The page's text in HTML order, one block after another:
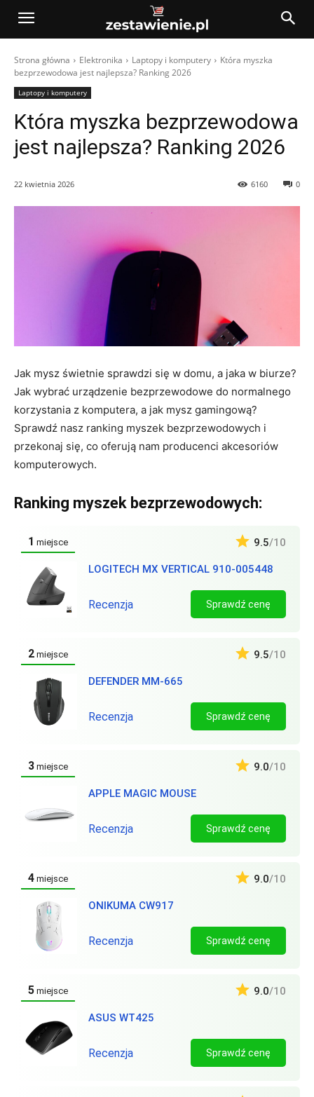
Strona główna Elektronika Laptopy i komputery
Która myszka
bezprzewodowa jest najlepsza? Ranking 2026
Laptopy i komputery
Która myszka bezprzewodowa
jest najlepsza? Ranking 2026
22 kwietnia 2026 0
6160
Jak mysz świetnie sprawdzi się w domu, a jaka w biurze?
Jak wybrać urządzenie bezprzewodowe do normalnego
korzystania z komputera, a jak mysz gamingową?
Sprawdź nasz ranking myszek bezprzewodowych i
przekonaj się, co oferują nam producenci akcesoriów
komputerowych.
Ranking myszek bezprzewodowych:
1 miejsce
LOGITECH MX VERTICAL 910-005448
9.5/10
Recenzja Sprawdź cenę
2 miejsce
DEFENDER MM-665
9.5/10
Recenzja Sprawdź cenę
3 miejsce
APPLE MAGIC MOUSE
9.0/10
Recenzja Sprawdź cenę
4 miejsce
ONIKUMA CW917
9.0/10
Recenzja Sprawdź cenę
5 miejsce
ASUS WT425
9.0/10
Recenzja Sprawdź cenę